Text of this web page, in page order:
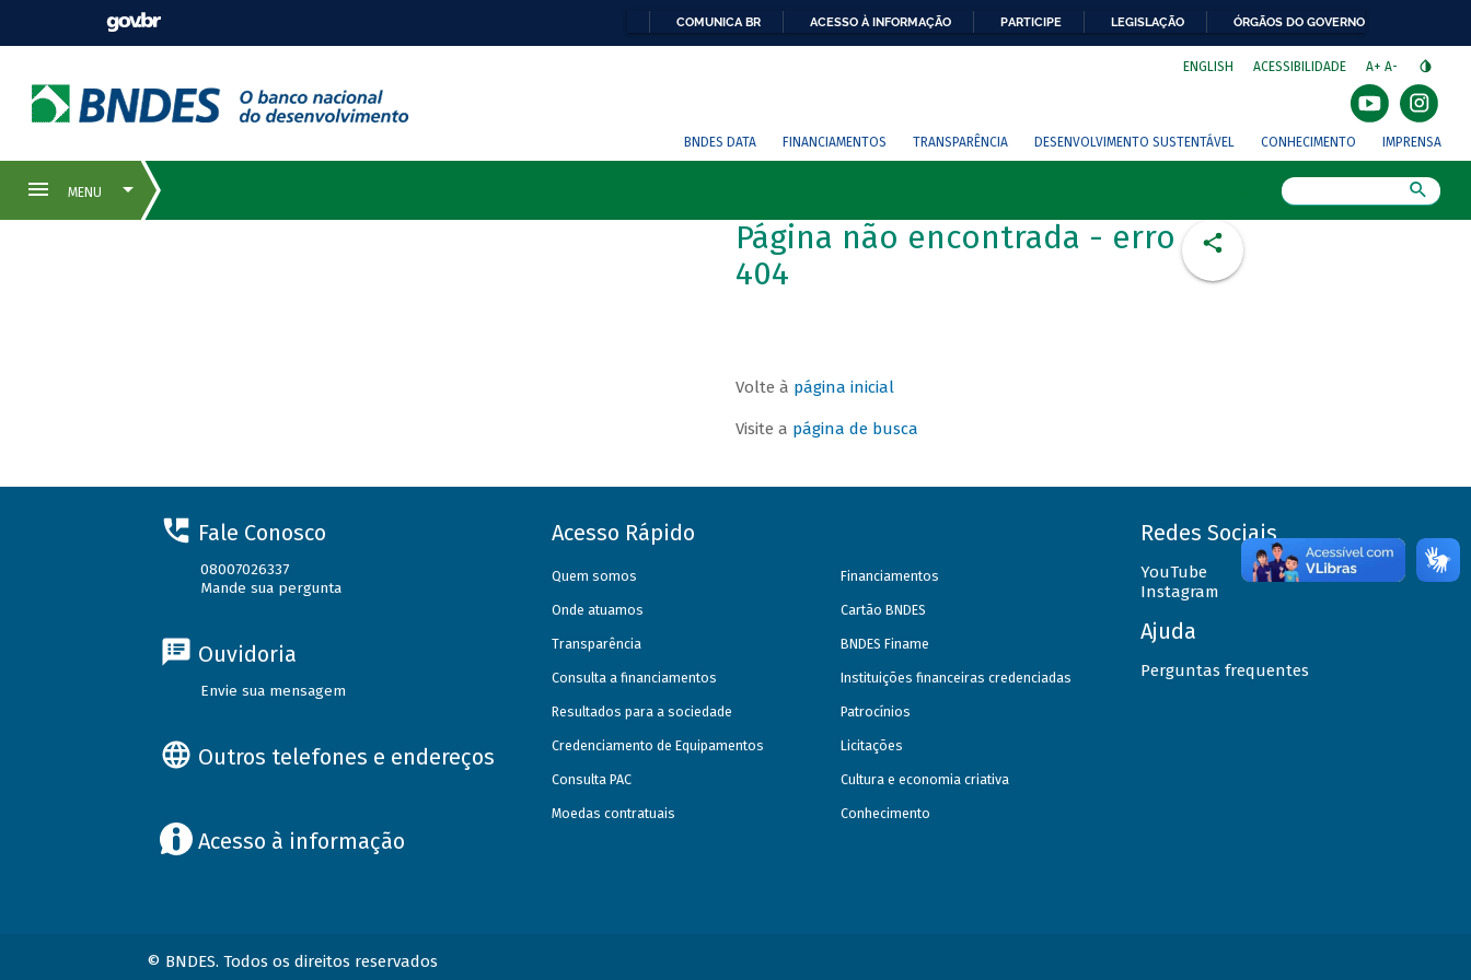
COMUNICA BR ACESSO À INFORMAÇÃO PARTICIPE LEGISLAÇÃO ÓRGÃOS DO GOVERNO
ENGLISH ACESSIBILIDADE A+ A-
BNDES DATA FINANCIAMENTOS TRANSPARÊNCIA DESENVOLVIMENTO SUSTENTÁVEL CONHECIMENTO IMPRENSA
Página não encontrada - erro
404
Volte à página inicial
Visite a página de busca
Fale Conosco
08007026337
Mande sua pergunta
Ouvidoria
Envie sua mensagem
Outros telefones e endereços
Acesso à informação
Acesso Rápido
Quem somos
Onde atuamos
Transparência
Consulta a financiamentos
Resultados para a sociedade
Credenciamento de Equipamentos
Consulta PAC
Moedas contratuais
Financiamentos
Cartão BNDES
BNDES Finame
Instituições financeiras credenciadas
Patrocínios
Licitações
Cultura e economia criativa
Conhecimento
Redes Sociais
YouTube
Instagram
Ajuda
Perguntas frequentes
© BNDES. Todos os direitos reservados